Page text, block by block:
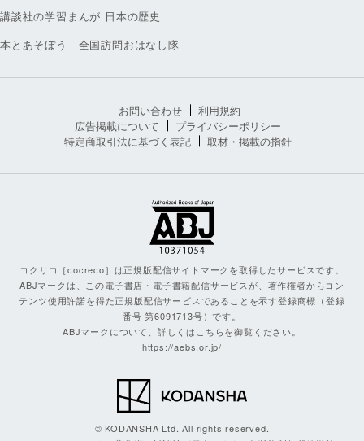
講談社の学習まんが 日本の歴史
本とあそぼう 全国訪問おはなし隊
お問い合わせ
利用規約
広告掲載について
プライバシーポリシー
特定商取引法に基づく表記
取材・掲載の指針
コクリコ［cocreco］は正規版配信サイトマークを取得したサービスです。
ABJマークは、この電子書店・電子書籍配信サービスが、著作権者からコン
テンツ使用許諾を得た正規版配信サービスであることを示す登録商標（登録
番号 第6091713号）です。
ABJマークについて、詳しくはこちらを御覧ください。
https://aebs.or.jp/
© KODANSHA Ltd. All rights reserved.